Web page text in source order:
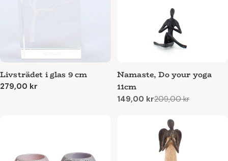
Livsträdet i glas 9 cm
Ordinarie
279,00 kr
Namaste, Do your yoga
11cm
Reapris
149,00 kr
Ordinarie209,00 kr